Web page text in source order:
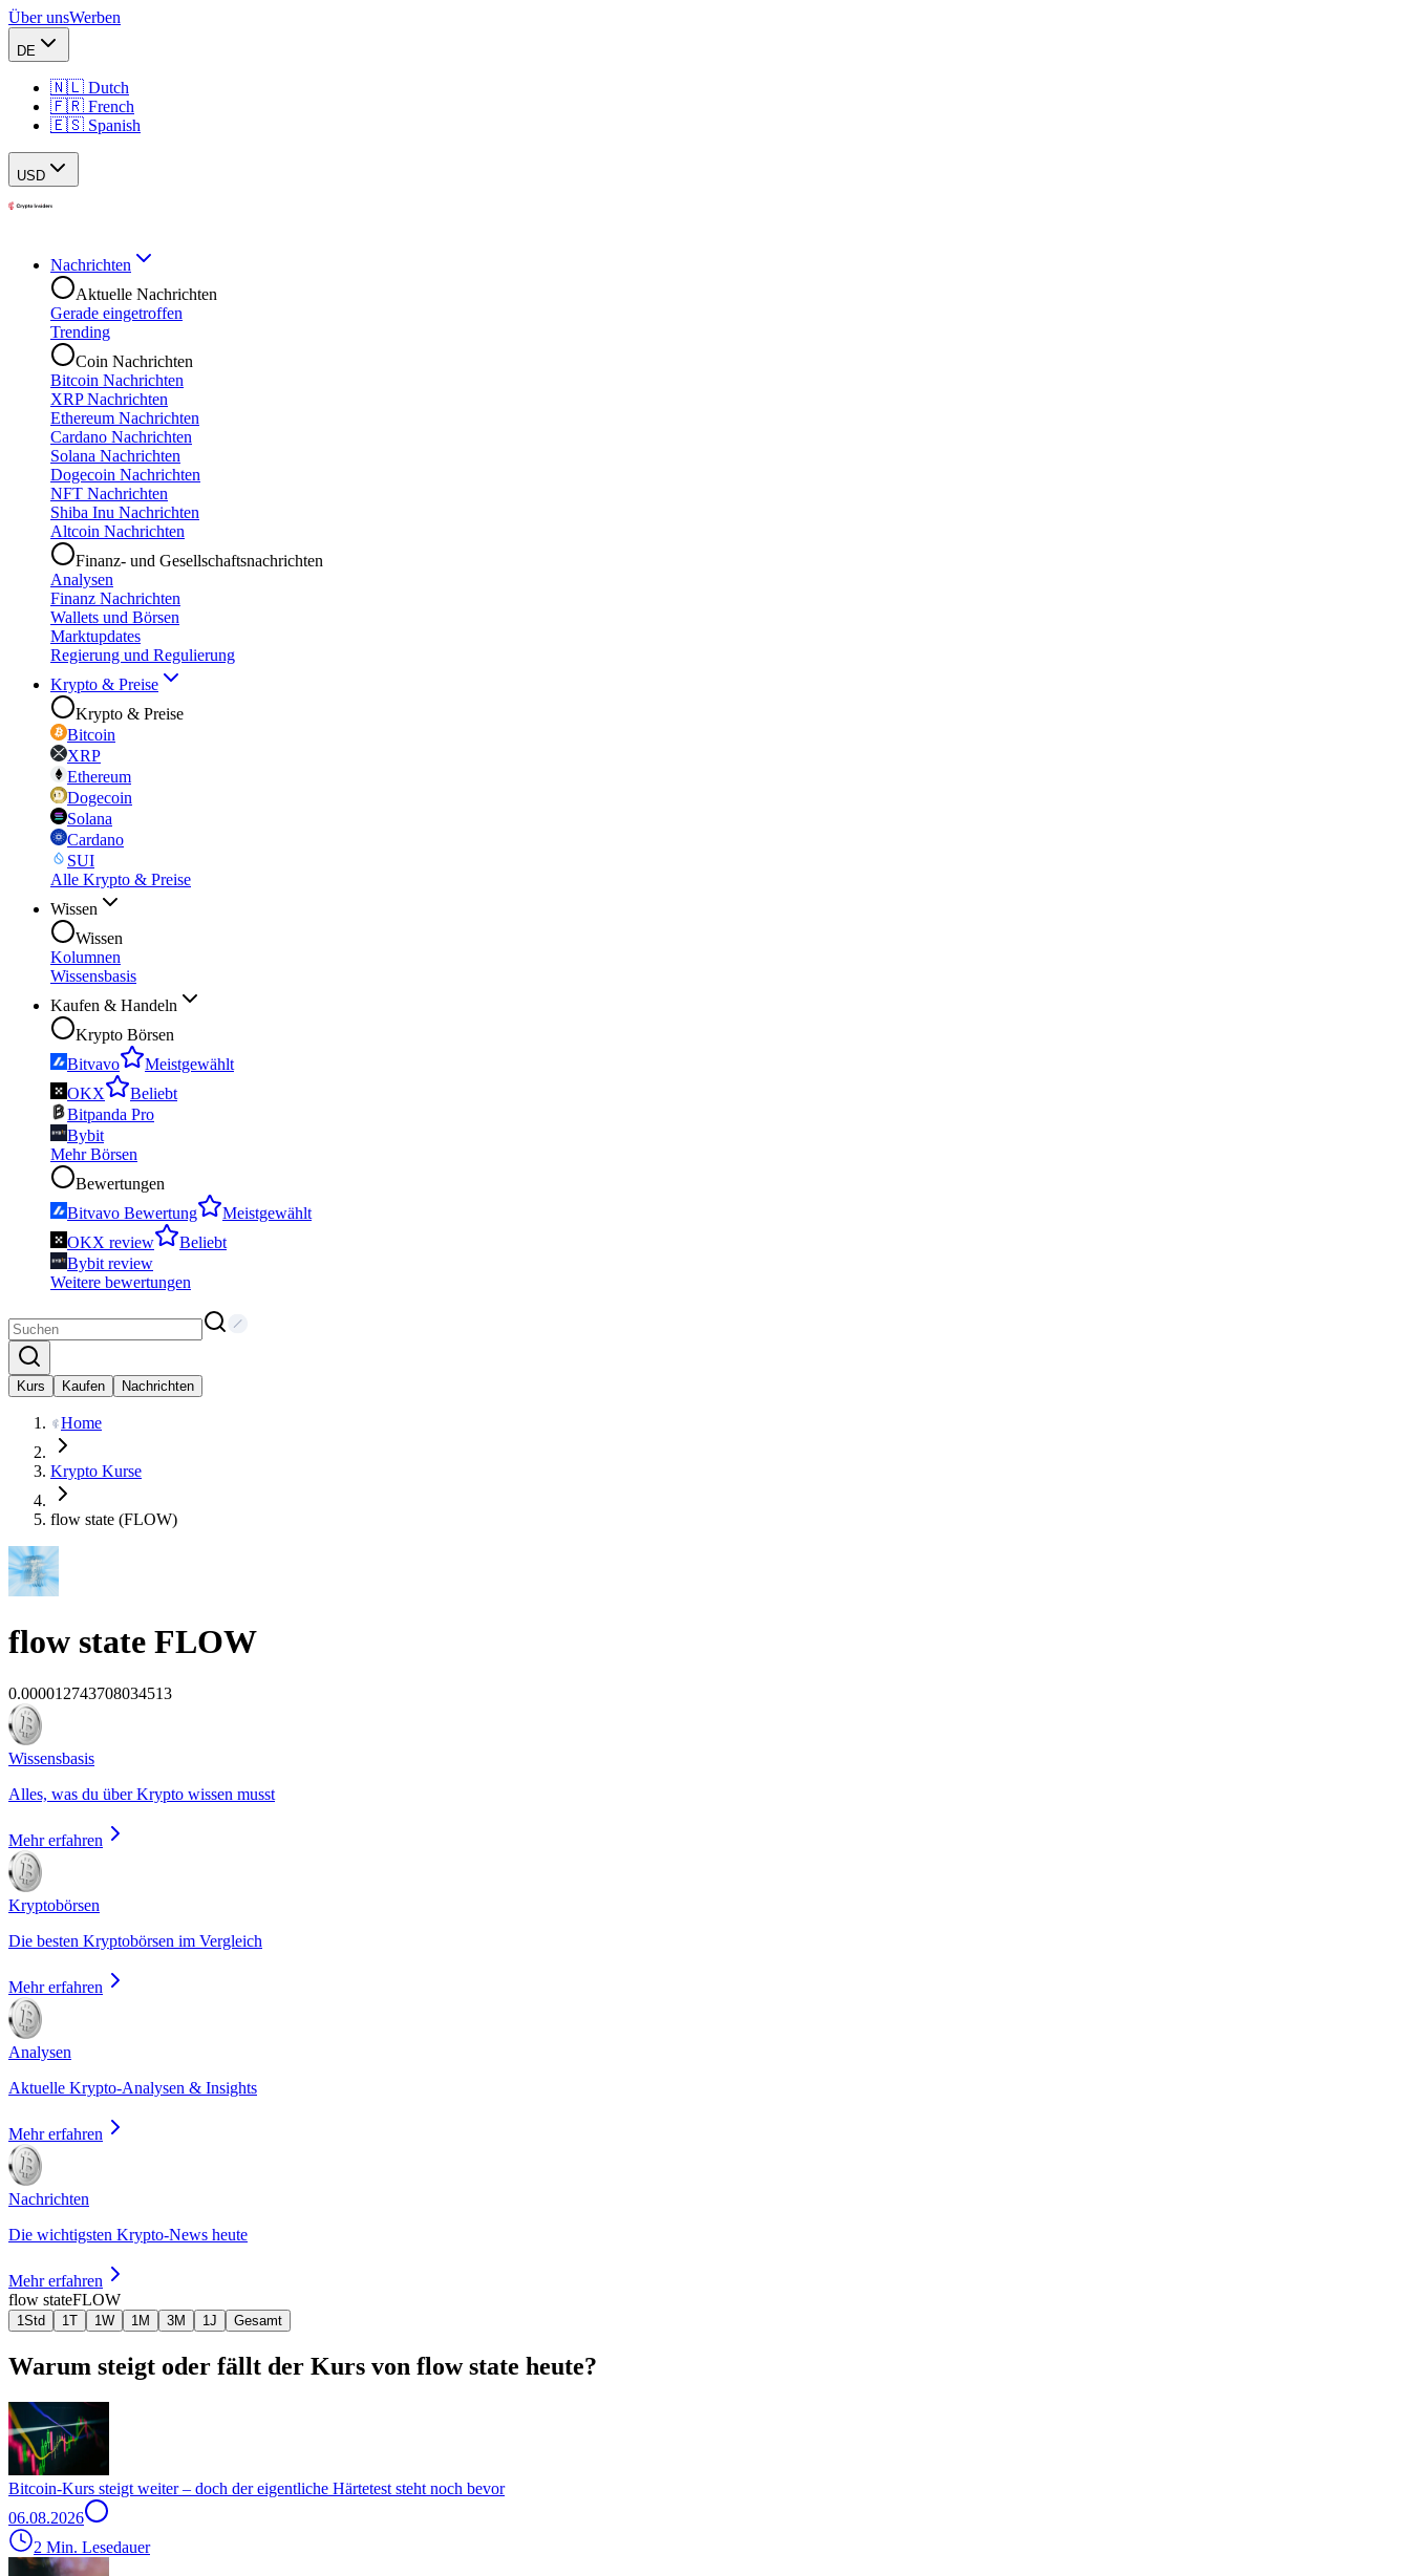
Über unsWerben
DE
🇳🇱 Dutch
🇫🇷 French
🇪🇸 Spanish
USD
Nachrichten
Aktuelle Nachrichten
Gerade eingetroffen
Trending
Coin Nachrichten
Bitcoin Nachrichten
XRP Nachrichten
Ethereum Nachrichten
Cardano Nachrichten
Solana Nachrichten
Dogecoin Nachrichten
NFT Nachrichten
Shiba Inu Nachrichten
Altcoin Nachrichten
Finanz- und Gesellschaftsnachrichten
Analysen
Finanz Nachrichten
Wallets und Börsen
Marktupdates
Regierung und Regulierung
Krypto & Preise
Krypto & Preise
Bitcoin
XRP
Ethereum
Dogecoin
Solana
Cardano
SUI
Alle Krypto & Preise
Wissen
Wissen
Kolumnen
Wissensbasis
Kaufen & Handeln
Krypto Börsen
Bitvavo
Meistgewählt
OKX
Beliebt
Bitpanda Pro
Bybit
Mehr Börsen
Bewertungen
Bitvavo Bewertung
Meistgewählt
OKX review
Beliebt
Bybit review
Weitere bewertungen
Kurs Kaufen Nachrichten
Home
Krypto Kurse
flow state (FLOW)
flow state FLOW
0.000012743708034513
Wissensbasis
Alles, was du über Krypto wissen musst
Mehr erfahren
Kryptobörsen
Die besten Kryptobörsen im Vergleich
Mehr erfahren
Analysen
Aktuelle Krypto-Analysen & Insights
Mehr erfahren
Nachrichten
Die wichtigsten Krypto-News heute
Mehr erfahren
flow stateFLOW
1Std 1T 1W 1M 3M 1J Gesamt
Warum steigt oder fällt der Kurs von flow state heute?
Bitcoin-Kurs steigt weiter – doch der eigentliche Härtetest steht noch bevor
06.08.2026
2 Min. Lesedauer